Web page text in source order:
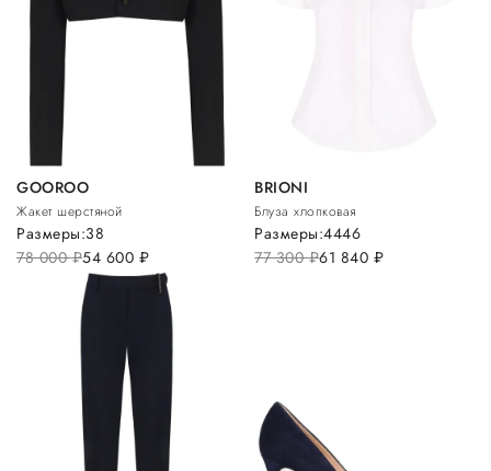
GOOROO
Жакет шерстяной
78 000руб.54 600 руб.
Размеры:38
BRIONI
Блуза хлопковая
77 300руб.61 840 руб.
Размеры:4446